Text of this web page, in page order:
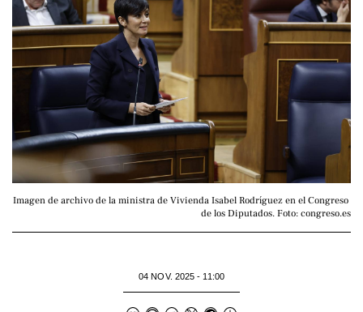
Imagen de archivo de la ministra de Vivienda Isabel Rodríguez en el Congreso
de los Diputados. Foto: congreso.es
04 NOV. 2025 - 11:00